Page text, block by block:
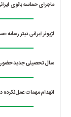
ماجرای حماسه‌ بانوی
لژیونر ایرانی تیتر
سال تحصیلی جدید
انهدام مهمات